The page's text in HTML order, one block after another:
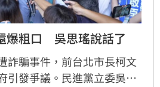
爆粗口　吳思瑤說話了
詐騙事件，前台北市長柯文
引發爭議。民進黨立委吳思